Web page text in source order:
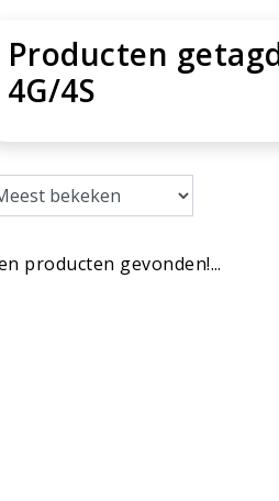
Producten
4G/4S
producten gevonden!...